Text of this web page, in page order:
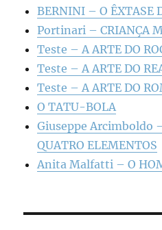
BERNINI – O ÊXTASE
Portinari – CRIANÇA
Teste – A ARTE DO
Teste – A ARTE DO
Teste – A ARTE DO
O TATU-BOLA
Giuseppe Arcimboldo
QUATRO ELEMENTOS
Anita Malfatti – O